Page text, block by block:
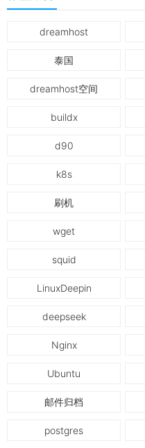
dreamhost
泰国
dreamhost空间
buildx
d90
k8s
刷机
wget
squid
LinuxDeepin
deepseek
Nginx
Ubuntu
邮件归档
postgres